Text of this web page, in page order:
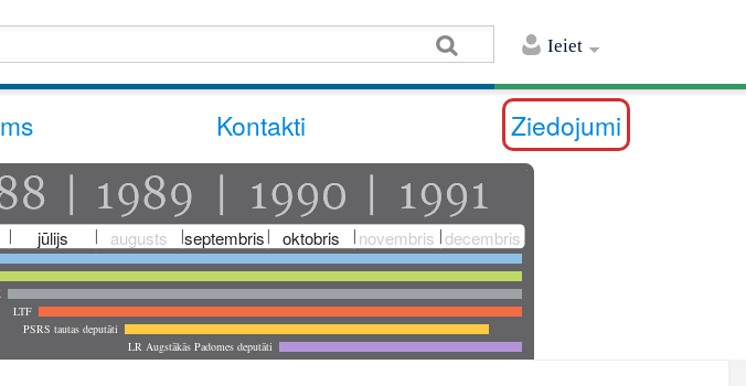
Ieiet
Kontakti Ziedojumi
jūlijs augusts septembris oktobris novembris decembris
LTF
PSRS tautas deputāti
LR Augstākās Padomes deputāti